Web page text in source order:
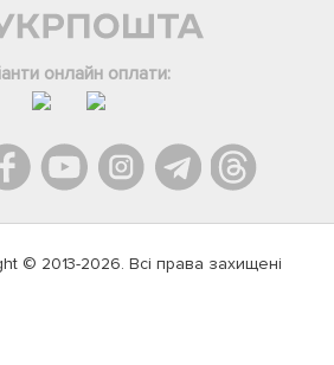
онлайн оплати:
© 2013-2026. Всі права захищені